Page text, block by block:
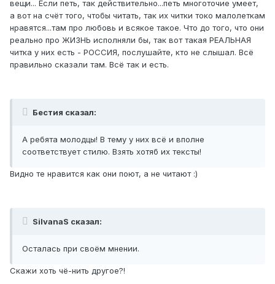
вещи... Если петь, так действительно...петь многоточие умеет,
а вот на счёт того, чтобы читать, так их читки токо малолеткам
нравятся...там про любовь и всякое такое. Что до того, что они
реально про ЖИЗНЬ исполняли бы, так вот такая РЕАЛЬНАЯ
читка у них есть - РОССИЯ, послушайте, кто не слышал. Всё
правильно сказали там. Всё так и есть.
Бестия сказал:
А ребята молодцы! В тему у них всё и вполне
соответствует стилю. Взять хотяб их тексты!
Видно те нравится как они поют, а не читают :)
SilvanaS сказал:
Осталась при своём мнении.
Скажи хоть чё-нить другое?!